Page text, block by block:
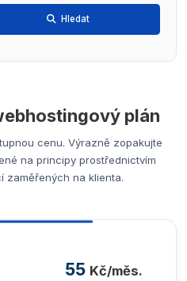
Hledat
plán
cenu. Výrazně zopakujte
na principy prostřednictvím
zaměřených na klienta.
55 Kč/měs.